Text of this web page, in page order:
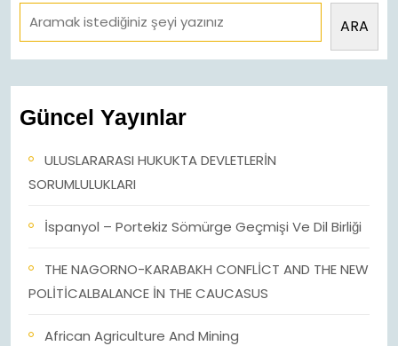
ARA
Güncel Yayınlar
ULUSLARARASI HUKUKTA DEVLETLERİN
SORUMLULUKLARI
İspanyol – Portekiz Sömürge Geçmişi Ve Dil Birliği
THE NAGORNO-KARABAKH CONFLİCT AND THE NEW
POLİTİCALBALANCE İN THE CAUCASUS
African Agriculture And Mining